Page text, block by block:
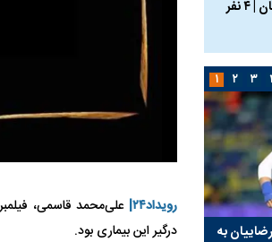
رویداد۲۴|
درگیر این بیماری بود.
واژگونی مرگبار سمند در اصفهان | ۴ نفر
عکس| ماجرای کشف جسد ناشناس که
توسط حیوانات خورده شد
رضاییان به
بازگشت اندونگ به استقلال منتفی شد؛
۱ ۲ ۳